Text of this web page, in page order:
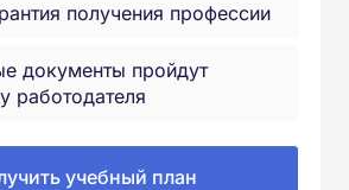
получения профессии
документы пройдут
работодателя
учебный план